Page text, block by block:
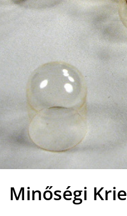
Minőségi